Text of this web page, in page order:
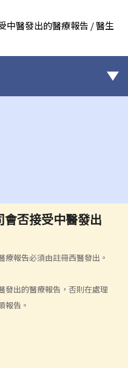
中醫發出的醫療報告 / 醫生
否接受中醫發出
報告必須由註冊西醫發出。
發出的醫療報告，否則在處理
報告。